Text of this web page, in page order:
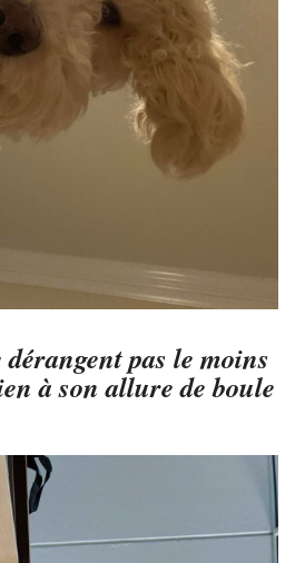
pas le moins
à son allure de boule